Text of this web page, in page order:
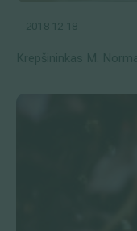
2018 12 18
Krepšininkas M.